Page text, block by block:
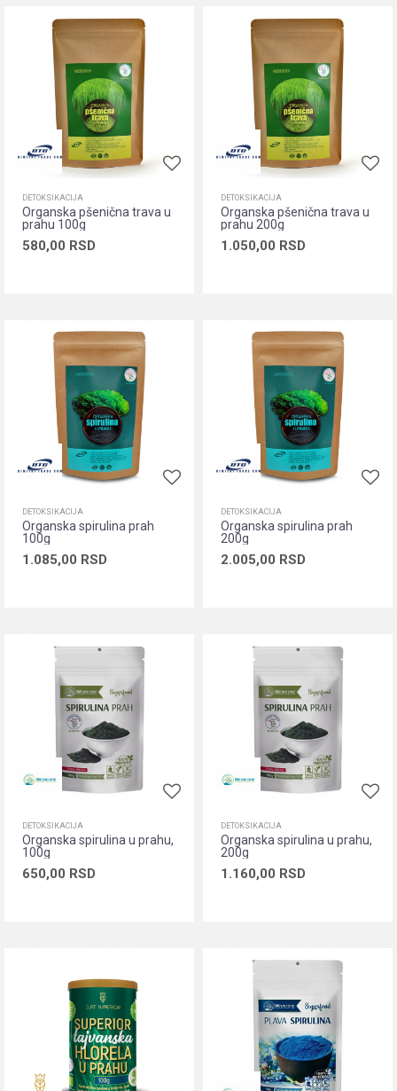
DETOKSIKACIJA
Organska pšenična trava u
prahu 100g
580,00 RSD
DETOKSIKACIJA
Organska pšenična trava u
prahu 200g
1.050,00 RSD
DETOKSIKACIJA
Organska spirulina prah
100g
1.085,00 RSD
DETOKSIKACIJA
Organska spirulina prah
200g
2.005,00 RSD
DETOKSIKACIJA
Organska spirulina u prahu,
100g
650,00 RSD
DETOKSIKACIJA
Organska spirulina u prahu,
200g
1.160,00 RSD